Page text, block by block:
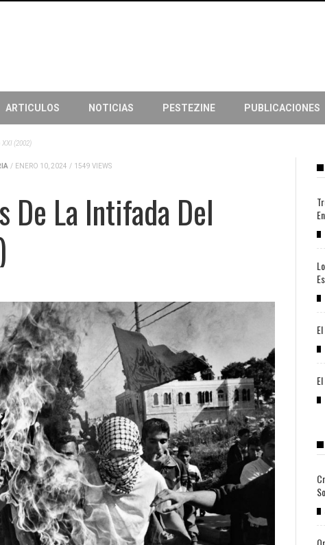
ARTICULOS NOTICIAS PESTEZINE PUBLICACIONES
XXI (2002)
/ ENERO 10, 2024 / 1549 VIEWS
De La Intifada Del